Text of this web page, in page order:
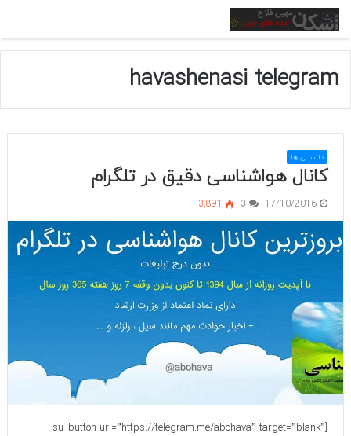
منو
havashenasi telegram
دانستنی ها
کانال هواشناسی دقیق در تلگرام
17/10/2016
3
3,891
[su_button url=”https://telegram.me/abohava” target=”blank”